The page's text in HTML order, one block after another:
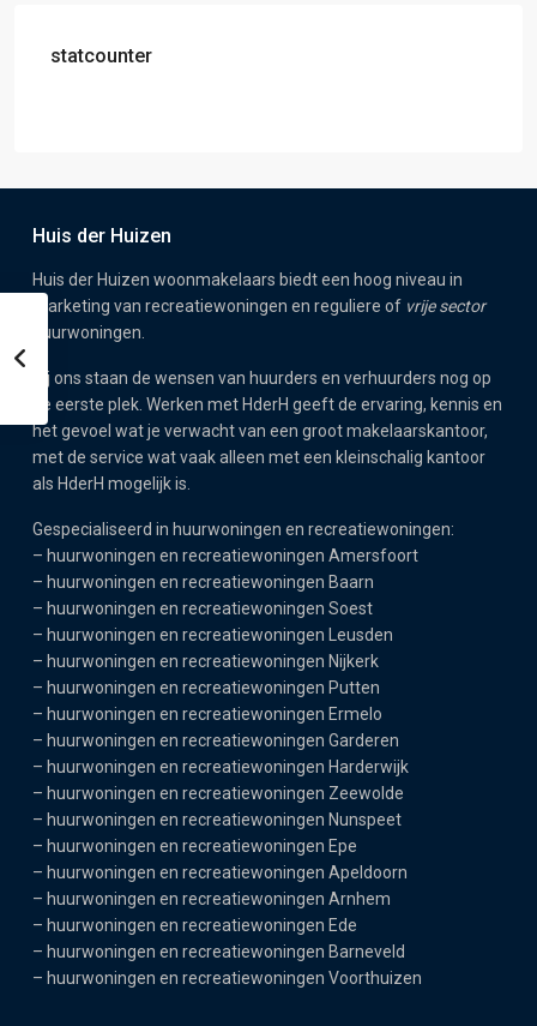
statcounter
Huis der Huizen
Huis der Huizen woonmakelaars biedt een hoog niveau in
marketing van recreatiewoningen en reguliere of vrije sector
huurwoningen.
Bij ons staan de wensen van huurders en verhuurders nog op
de eerste plek. Werken met HderH geeft de ervaring, kennis en
het gevoel wat je verwacht van een groot makelaarskantoor,
met de service wat vaak alleen met een kleinschalig kantoor
als HderH mogelijk is.
Gespecialiseerd in huurwoningen en recreatiewoningen:
– huurwoningen en recreatiewoningen Amersfoort
– huurwoningen en recreatiewoningen Baarn
– huurwoningen en recreatiewoningen Soest
– huurwoningen en recreatiewoningen Leusden
– huurwoningen en recreatiewoningen Nijkerk
– huurwoningen en recreatiewoningen Putten
– huurwoningen en recreatiewoningen Ermelo
– huurwoningen en recreatiewoningen Garderen
– huurwoningen en recreatiewoningen Harderwijk
– huurwoningen en recreatiewoningen Zeewolde
– huurwoningen en recreatiewoningen Nunspeet
– huurwoningen en recreatiewoningen Epe
– huurwoningen en recreatiewoningen Apeldoorn
– huurwoningen en recreatiewoningen Arnhem
– huurwoningen en recreatiewoningen Ede
– huurwoningen en recreatiewoningen Barneveld
– huurwoningen en recreatiewoningen Voorthuizen